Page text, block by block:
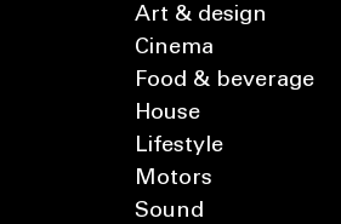
Art & design
Cinema
Food & beverage
House
Lifestyle
Motors
Sound